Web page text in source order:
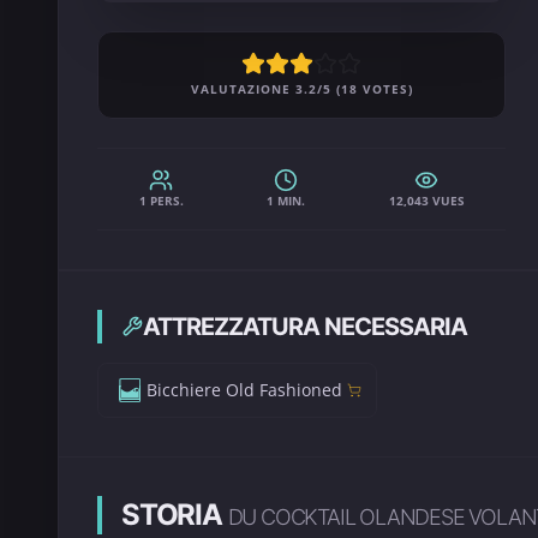
VALUTAZIONE 3.2/5 (18 VOTES)
1 PERS. 1 MIN. 12,043 VUES
ATTREZZATURA NECESSARIA
Bicchiere Old Fashioned
STORIA DU COCKTAIL OLANDESE